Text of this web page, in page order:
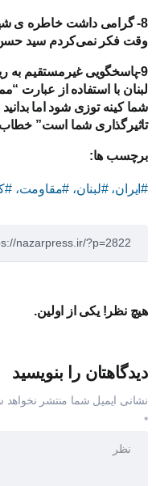
8- گرامی داشت خاطره ی
وقت فکر نمی‌کردم سید حسن
9-پاسخگویی غیرمستقیم
لبنان با استفاده از
شما کینه توزی شود اما
تاثیرگذاری شما است”
برچسب ها:
#ایران، #لبنان،
هیچ نظر! یکی از اولین.
دیدگاهتان را بنویسید
نشانی ایمیل شما منتشر نخواهد
*